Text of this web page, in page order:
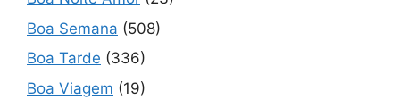
Boa Semana (508)
Boa Tarde (336)
Boa Viagem (19)